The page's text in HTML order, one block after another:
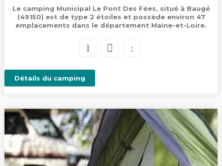
Le camping Municipal Le Pont Des Fées, situé à Baugé
(49150) est de type 2 étoiles et possède environ 47
emplacements dans le département Maine-et-Loire.
Détails du camping